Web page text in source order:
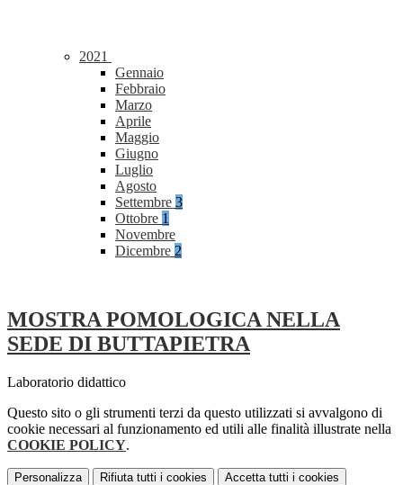
2021
Gennaio
Febbraio
Marzo
Aprile
Maggio
Giugno
Luglio
Agosto
Settembre 3
Ottobre 1
Novembre
Dicembre 2
MOSTRA POMOLOGICA NELLA
SEDE DI BUTTAPIETRA
Laboratorio didattico
Questo sito o gli strumenti terzi da questo utilizzati si avvalgono di
cookie necessari al funzionamento ed utili alle finalità illustrate nella
COOKIE POLICY.
Personalizza Rifiuta tutti i cookies Accetta tutti i cookies